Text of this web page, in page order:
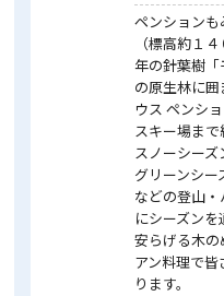
ペンション
（標高約１
年の針葉樹
の原生林に
ウス ペンシ
スキー場ま
スノーシー
グリーンシ
などの登山
にシーズンを
安らげる木の
アン料理で
ります。